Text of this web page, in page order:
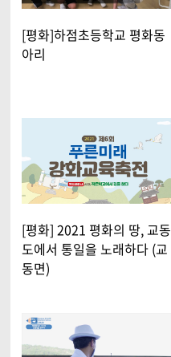
[평화]하점초등학교 평화동
아리
[평화] 2021 평화의 땅, 교동
도에서 통일을 노래하다 (교
동면)